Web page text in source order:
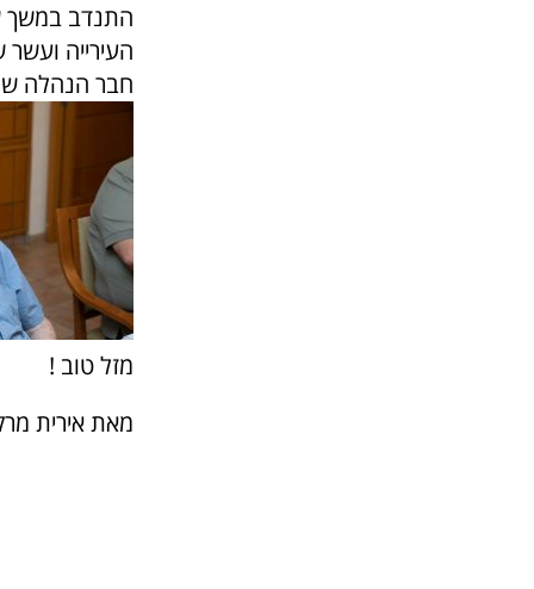
התנדב במשך
העירייה ועשר
חבר הנהלה
מזל טוב !
מאת אירית